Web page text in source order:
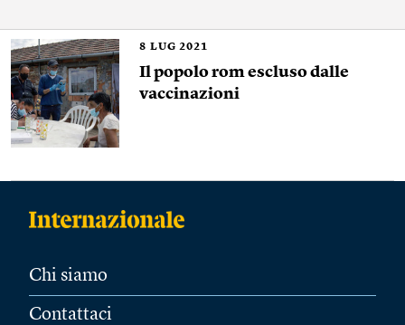
8 LUG 2021
Il popolo rom escluso dalle
vaccinazioni
Chi siamo
Contattaci